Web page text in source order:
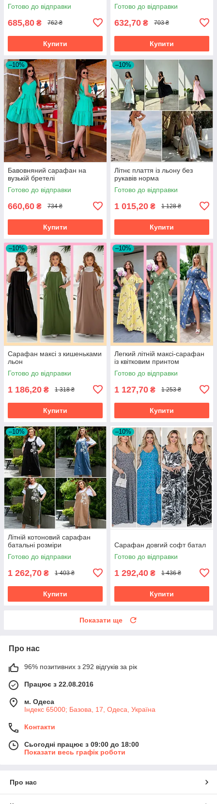
Готово до відправки
685,80 ₴ 762 ₴
Купити
Готово до відправки
632,70 ₴ 703 ₴
Купити
–10%
Бавовняний сарафан на
вузькій бретелі
Готово до відправки
660,60 ₴ 734 ₴
Купити
–10%
Літнє плаття із льону без
рукавів норма
Готово до відправки
1 015,20 ₴ 1 128 ₴
Купити
–10%
Сарафан максі з кишеньками
льон
Готово до відправки
1 186,20 ₴ 1 318 ₴
Купити
–10%
Легкий літній максі-сарафан
із квітковим принтом
Готово до відправки
1 127,70 ₴ 1 253 ₴
Купити
–10%
Літній котоновий сарафан
батальні розміри
Готово до відправки
1 262,70 ₴ 1 403 ₴
Купити
–10%
Сарафан довгий софт батал
Готово до відправки
1 292,40 ₴ 1 436 ₴
Купити
Показати ще
Про нас
96% позитивних з 292 відгуків за рік
Працює з 22.08.2016
м. Одеса
Індекс 65000; Базова, 17, Одеса, Україна
Контакти
Сьогодні працює з 09:00 до 18:00
Показати весь графік роботи
Про нас